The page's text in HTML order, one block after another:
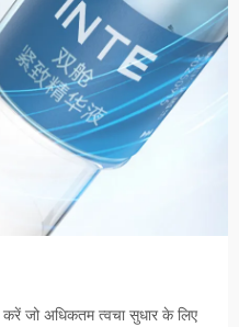
जो अधिकतम त्वचा सुधार के लिए